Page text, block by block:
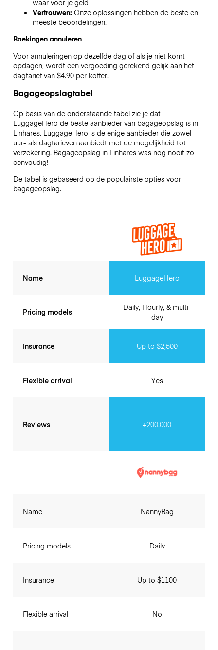
waar voor je geld
Vertrouwen: Onze oplossingen hebben de beste en
meeste beoordelingen.
Boekingen annuleren
Voor annuleringen op dezelfde dag of als je niet komt
opdagen, wordt een vergoeding gerekend gelijk aan het
dagtarief van $4.90 per koffer.
Bagageopslagtabel
Op basis van de onderstaande tabel zie je dat
LuggageHero de beste aanbieder van bagageopslag is in
Linhares. LuggageHero is de enige aanbieder die zowel
uur- als dagtarieven aanbiedt met de mogelijkheid tot
verzekering. Bagageopslag in Linhareswas nog nooit zo
eenvoudig!
De tabel is gebaseerd op de populairste opties voor
bagageopslag.
Name
Pricing models
Insurance
Flexible arrival
Reviews
LuggageHero
Daily, Hourly, & multi-
day
Up to $2,500
Yes
+200.000
Name
Pricing models
Insurance
Flexible arrival
NannyBag
Daily
Up to $1100
No